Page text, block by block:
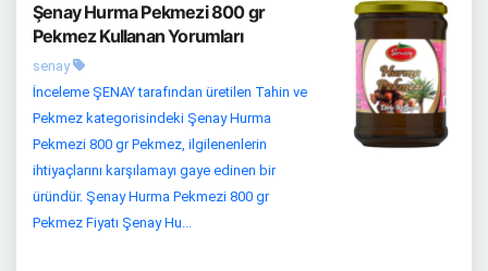
Şenay Hurma Pekmezi 800 gr
Pekmez Kullanan Yorumları
senay
İnceleme ŞENAY tarafından üretilen Tahin ve
Pekmez kategorisindeki Şenay Hurma
Pekmezi 800 gr Pekmez, ilgilenenlerin
ihtiyaçlarını karşılamayı gaye edinen bir
üründür. Şenay Hurma Pekmezi 800 gr
Pekmez Fiyatı Şenay Hu...